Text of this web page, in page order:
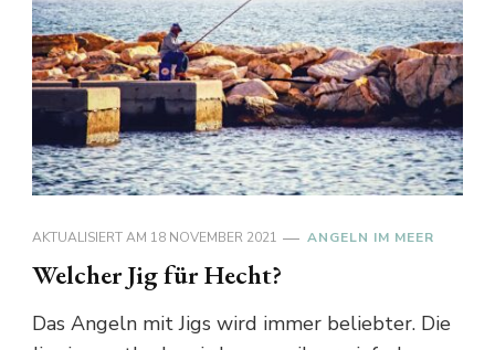
AKTUALISIERT AM 18 NOVEMBER 2021 ANGELN IM MEER
Welcher Jig für Hecht?
Das Angeln mit Jigs wird immer beliebter. Die